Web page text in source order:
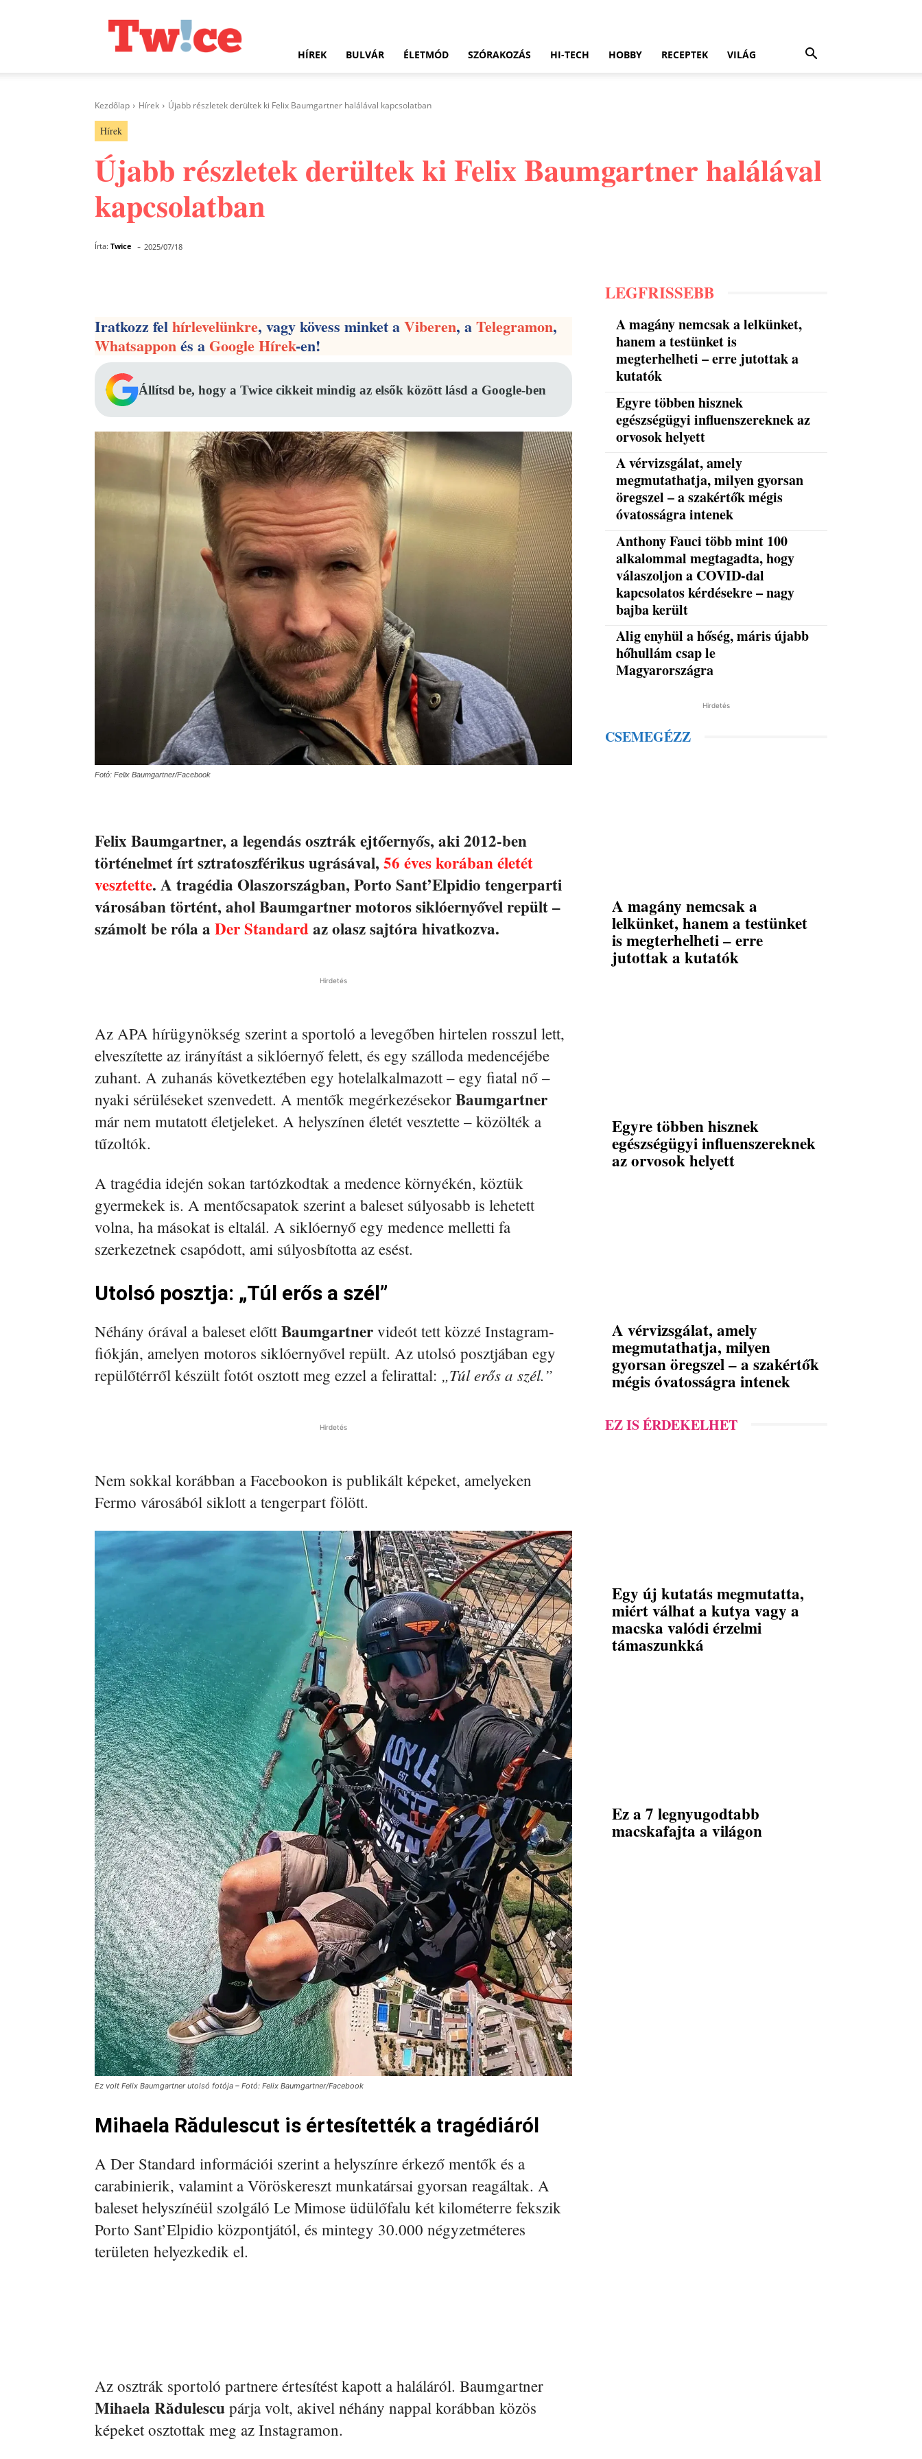
HÍREK BULVÁR ÉLETMÓD SZÓRAKOZÁS HI-TECH HOBBY RECEPTEK VILÁG
Kezdőlap Hírek Újabb részletek derültek ki Felix Baumgartner halálával kapcsolatban
Hírek
Újabb részletek derültek ki Felix Baumgartner halálával
kapcsolatban
Írta: Twice - 2025/07/18
Iratkozz felhírlevelünkre, vagy kövess minket aViberen, aTelegramon,
Whatsapponés aGoogle Hírek-en!
Állítsd be, hogy a Twice cikkeit mindig az elsők között lásd a Google-ben
Fotó: Felix Baumgartner/Facebook
Felix Baumgartner, a legendás osztrák ejtőernyős, aki 2012-ben
történelmet írt sztratoszférikus ugrásával, 56 éves korában életét
vesztette. A tragédia Olaszországban, Porto Sant’Elpidio tengerparti
városában történt, ahol Baumgartner motoros siklóernyővel repült –
számolt be róla a Der Standardaz olasz sajtóra hivatkozva.
Hirdetés
Az APA hírügynökség szerint a sportoló a levegőben hirtelen rosszul lett,
elveszítette az irányítást a siklóernyő felett, és egy szálloda medencéjébe
zuhant. A zuhanás következtében egy hotelalkalmazott – egy fiatal nő –
nyaki sérüléseket szenvedett. A mentők megérkezésekor Baumgartner
már nem mutatott életjeleket. A helyszínen életét vesztette – közölték a
tűzoltók.
A tragédia idején sokan tartózkodtak a medence környékén, köztük
gyermekek is. A mentőcsapatok szerint a baleset súlyosabb is lehetett
volna, ha másokat is eltalál. A siklóernyő egy medence melletti fa
szerkezetnek csapódott, ami súlyosbította az esést.
Utolsó posztja: „Túl erős a szél”
Néhány órával a baleset előttBaumgartner videót tett közzé Instagram-
fiókján, amelyen motoros siklóernyővel repült. Az utolsó posztjában egy
repülőtérről készült fotót osztott meg ezzel a felirattal: „Túl erős a szél.”
Hirdetés
Nem sokkal korábban a Facebookon is publikált képeket, amelyeken
Fermo városából siklott a tengerpart fölött.
Ez volt Felix Baumgartner utolsó fotója – Fotó: Felix Baumgartner/Facebook
Mihaela Rădulescut is értesítették a tragédiáról
A Der Standard információi szerint a helyszínre érkező mentők és a
carabinierik, valamint a Vöröskereszt munkatársai gyorsan reagáltak. A
baleset helyszínéül szolgáló Le Mimose üdülőfalu két kilométerre fekszik
Porto Sant’Elpidio központjától, és mintegy 30.000 négyzetméteres
területen helyezkedik el.
Az osztrák sportoló partnere értesítést kapott a haláláról. Baumgartner
Mihaela Rădulescu párja volt, akivel néhány nappal korábban közös
képeket osztottak meg az Instagramon.
LEGFRISSEBB
A magány nemcsak a lelkünket,
hanem a testünket is
megterhelheti – erre jutottak a
kutatók
Egyre többen hisznek
egészségügyi influenszereknek az
orvosok helyett
A vérvizsgálat, amely
megmutathatja, milyen gyorsan
öregszel – a szakértők mégis
óvatosságra intenek
Anthony Fauci több mint 100
alkalommal megtagadta, hogy
válaszoljon a COVID-dal
kapcsolatos kérdésekre – nagy
bajba került
Alig enyhül a hőség, máris újabb
hőhullám csap le
Magyarországra
Hirdetés
CSEMEGÉZZ
A magány nemcsak a
lelkünket, hanem a testünket
is megterhelheti – erre
jutottak a kutatók
Egyre többen hisznek
egészségügyi influenszereknek
az orvosok helyett
A vérvizsgálat, amely
megmutathatja, milyen
gyorsan öregszel – a szakértők
mégis óvatosságra intenek
EZ IS ÉRDEKELHET
Egy új kutatás megmutatta,
miért válhat a kutya vagy a
macska valódi érzelmi
támaszunkká
Ez a 7 legnyugodtabb
macskafajta a világon